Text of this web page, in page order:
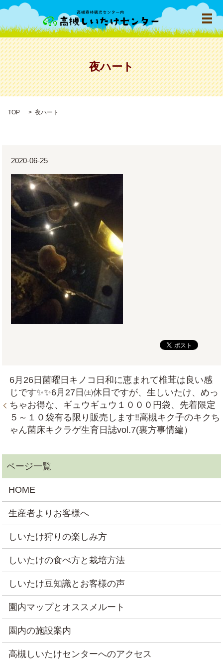
メ
夜ハート
TOP 夜ハート
2020-06-25
6月26日菌曜日キノコ日和に恵まれて椎茸は良い感
じです✨✨6月27日㈯休日ですが、生しいたけ、めっ
ちゃお得な、ギュウギュウ１０００円袋、先着限定
５～１０袋有る限り販売します‼高槻キク子のキクち
ゃん菌床キクラゲ生育日誌vol.7(裏方事情編）
HOME
生産者よりお客様へ
しいたけ狩りの楽しみ方
しいたけの食べ方と栽培方法
しいたけ豆知識とお客様の声
園内マップとオススメルート
園内の施設案内
高槻しいたけセンターへのアクセス